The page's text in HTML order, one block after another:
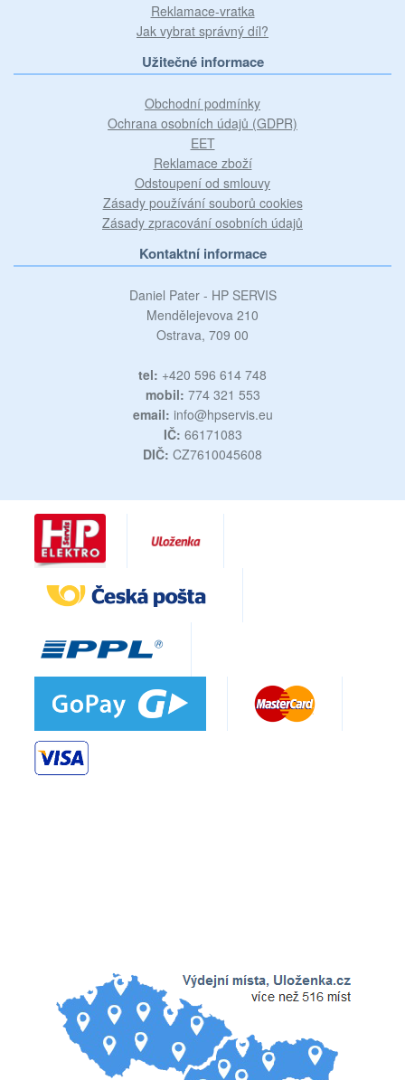
Reklamace-vratka
Jak vybrat správný díl?
Užitečné informace
Obchodní podmínky
Ochrana osobních údajů (GDPR)
EET
Reklamace zboží
Odstoupení od smlouvy
Zásady používání souborů cookies
Zásady zpracování osobních údajů
Kontaktní informace
Daniel Pater - HP SERVIS
Mendělejevova 210
Ostrava, 709 00
tel: +420 596 614 748
mobil: 774 321 553
email: info@hpservis.eu
IČ: 66171083
DIČ: CZ7610045608